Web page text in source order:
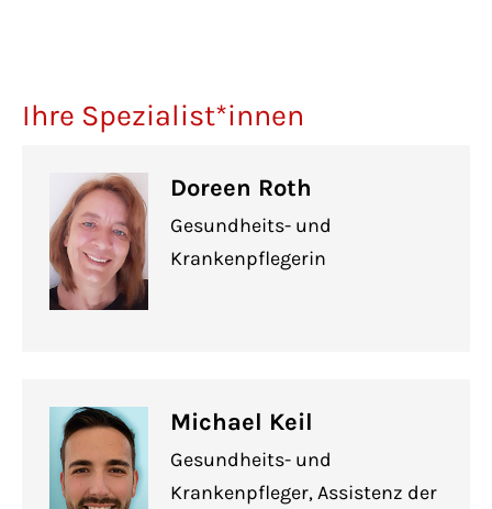
Ihre Spezialist*innen
Doreen Roth
Gesundheits- und
Krankenpflegerin
Michael Keil
Gesundheits- und
Krankenpfleger, Assistenz der